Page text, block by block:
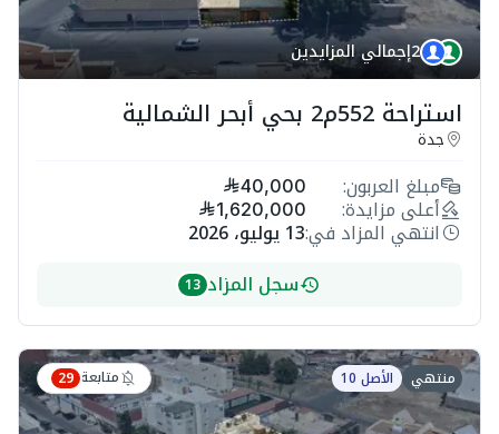
2إجمالي المزايدين
استراحة 552م2 بحي أبحر الشمالية
جدة
مبلغ العربون: 40,000
أعلى مزايدة: 1,620,000
انتهي المزاد في:13 يوليو، 2026
سجل المزاد 13
منتهي الأصل 10 متابعة 29